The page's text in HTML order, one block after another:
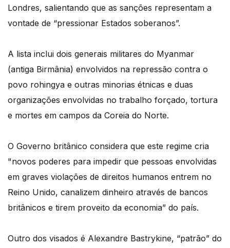
Londres, salientando que as sanções representam a
vontade de “pressionar Estados soberanos”.
A lista inclui dois generais militares do Myanmar
(antiga Birmânia) envolvidos na repressão contra o
povo rohingya e outras minorias étnicas e duas
organizações envolvidas no trabalho forçado, tortura
e mortes em campos da Coreia do Norte.
O Governo britânico considera que este regime cria
"novos poderes para impedir que pessoas envolvidas
em graves violações de direitos humanos entrem no
Reino Unido, canalizem dinheiro através de bancos
britânicos e tirem proveito da economia” do país.
Outro dos visados é Alexandre Bastrykine, “patrão” do